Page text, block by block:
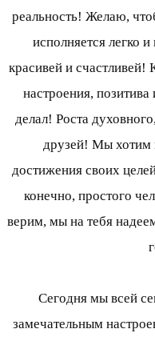
реальность! Желаю,
исполняется легко
красивей и
настроения,
делал! Роста
друзей! Мы хотим
достижения своих
конечно, простого
верим, мы на тебя
Сегодня мы всей
замечательным